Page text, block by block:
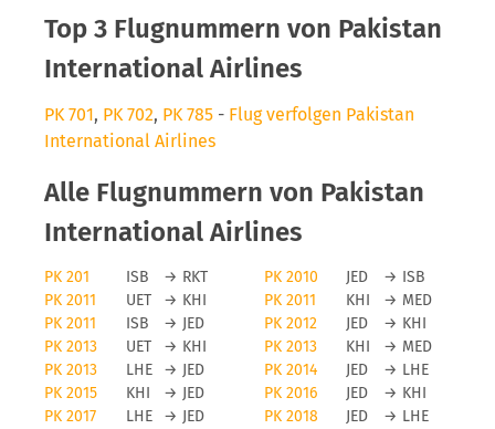
Top 3 Flugnummern von Pakistan
International Airlines
PK 701, PK 702, PK 785 - Flug verfolgen Pakistan
International Airlines
Alle Flugnummern von Pakistan
International Airlines
PK 201 ISB → RKT PK 2010 JED → ISB
PK 2011
UET → KHI PK 2011 KHI → MED
PK 2011
ISB → JED PK 2012 JED → KHI
PK 2013
UET → KHI PK 2013 KHI → MED
PK 2013
LHE → JED PK 2014 JED → LHE
PK 2015
KHI → JED PK 2016 JED → KHI
PK 2017
LHE → JED PK 2018 JED → LHE